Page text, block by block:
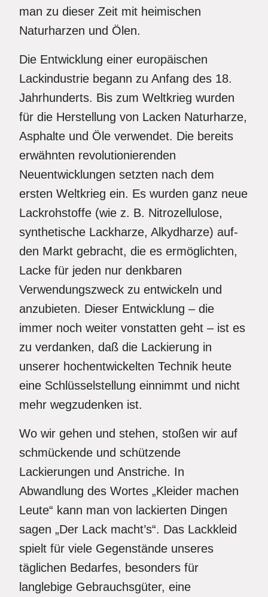
man zu dieser Zeit mit heimischen
Naturharzen und Ölen.
Die Entwicklung einer europäischen
Lackindustrie begann zu Anfang des 18.
Jahrhunderts. Bis zum Weltkrieg wurden
für die Herstellung von Lacken Naturharze,
Asphalte und Öle verwendet. Die bereits
erwähnten revolutionierenden
Neuentwicklungen setzten nach dem
ersten Weltkrieg ein. Es wurden ganz neue
Lackrohstoffe (wie z. B. Nitrozellulose,
synthetische Lackharze, Alkydharze) auf-
den Markt gebracht, die es ermöglichten,
Lacke für jeden nur denkbaren
Verwendungszweck zu entwickeln und
anzubieten. Dieser Entwicklung – die
immer noch weiter vonstatten geht – ist es
zu verdanken, daß die Lackierung in
unserer hochentwickelten Technik heute
eine Schlüsselstellung einnimmt und nicht
mehr wegzudenken ist.
Wo wir gehen und stehen, stoßen wir auf
schmückende und schützende
Lackierungen und Anstriche. In
Abwandlung des Wortes „Kleider machen
Leute“ kann man von lackierten Dingen
sagen „Der Lack macht’s“. Das Lackkleid
spielt für viele Gegenstände unseres
täglichen Bedarfes, besonders für
langlebige Gebrauchsgüter, eine